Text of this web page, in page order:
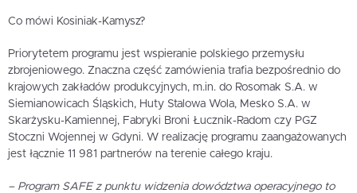
Co mówi Kosiniak-Kamysz?
Priorytetem programu jest wspieranie polskiego przemysłu
zbrojeniowego. Znaczna część zamówienia trafia bezpośrednio do
krajowych zakładów produkcyjnych, m.in. do Rosomak S.A. w
Siemianowicach Śląskich, Huty Stalowa Wola, Mesko S.A. w
Skarżysku-Kamiennej, Fabryki Broni Łucznik-Radom czy PGZ
Stoczni Wojennej w Gdyni. W realizację programu zaangażowanych
jest łącznie 11 981 partnerów na terenie całego kraju.
– Program SAFE z punktu widzenia dowództwa operacyjnego to